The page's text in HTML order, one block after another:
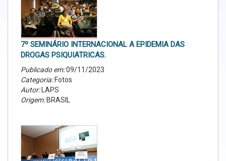
7º SEMINÁRIO INTERNACIONAL A EPIDEMIA DAS
DROGAS PSIQUIATRICAS.
Publicado em:09/11/2023
Categoria:Fotos
Autor:LAPS
Origem:BRASIL